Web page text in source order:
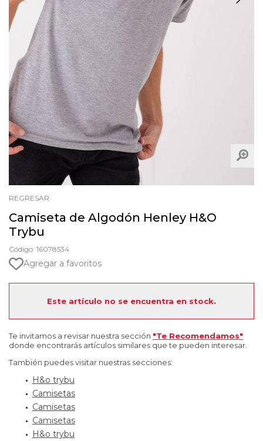
REGRESAR
Camiseta de Algodón Henley H&O
Trybu
Código: 16078534
Agregar a favoritos
Este artículo no se encuentra en stock.
Te invitamos a revisar nuestra sección "Te Recomendamos"
donde encontrarás artículos similares que te pueden interesar.
También puedes visitar nuestras secciones:
H&o trybu
Camisetas
Camisetas
Camisetas
H&o trybu